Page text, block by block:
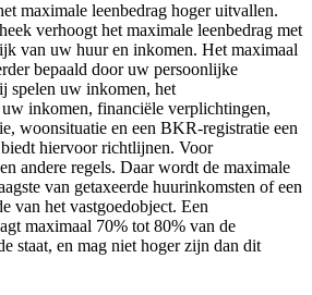
maximale leenbedrag hoger uitvallen.
verhoogt het maximale leenbedrag met
van uw huur en inkomen. Het maximaal
bepaald door uw persoonlijke
spelen uw inkomen, het
inkomen, financiële verplichtingen,
woonsituatie en een BKR-registratie een
hiervoor richtlijnen. Voor
andere regels. Daar wordt de maximale
van getaxeerde huurinkomsten of een
van het vastgoedobject. Een
maximaal 70% tot 80% van de
staat, en mag niet hoger zijn dan dit